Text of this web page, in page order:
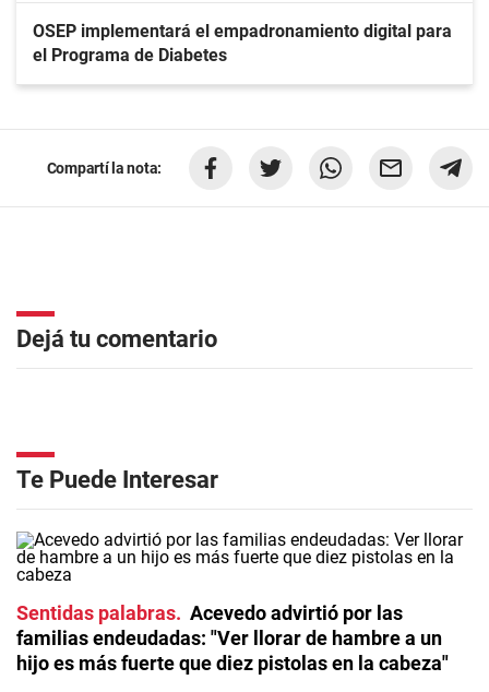
OSEP implementará el empadronamiento digital para
el Programa de Diabetes
Compartí la nota:
Dejá tu comentario
Te Puede Interesar
Sentidas palabras
Acevedo advirtió por las
familias endeudadas: "Ver llorar de hambre a un
hijo es más fuerte que diez pistolas en la cabeza"